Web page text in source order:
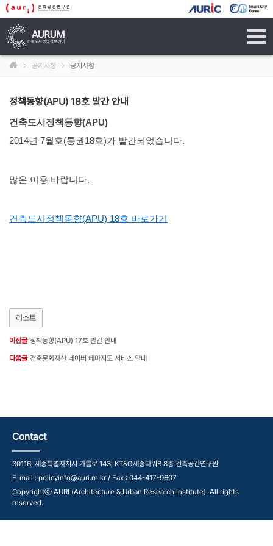
공지사항 공지사항
정책동향(APU) 18호 발간 안내
건축도시정책동향(APU)
2014년 7월호(통권18호)가 발간되었습니다.
많은 이용 바랍니다.
건축도시정책동향(APU) 18호 바로가기
리스트
이전글 정책동향(APU) 17호 발간 안내
다음글 건축문화자산 네이버 테마지도 서비스 안내
Contact
30116, 세종특별자치시 가름로 143, KT&G세종타워B 8층 건축공간연구원
E-mail : policyinfo@auri.re.kr / Fax : 044-417-9607
Copyrightⓒ AURI (Architecture & Urban Research Institute). All rights
reserved.